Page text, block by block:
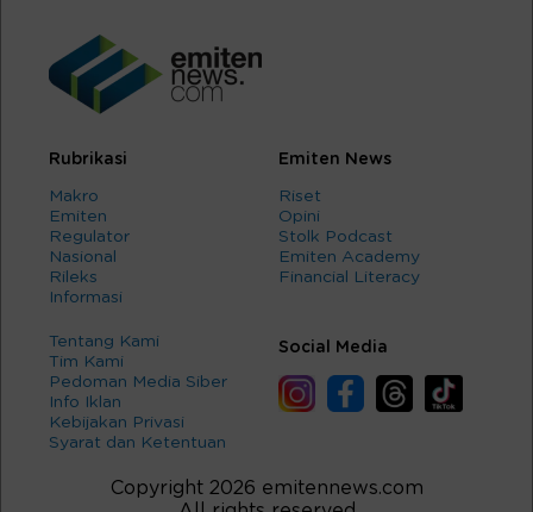
Rubrikasi
Makro
Emiten
Regulator
Nasional
Rileks
Informasi
Emiten News
Riset
Opini
Stolk Podcast
Emiten Academy
Financial Literacy
Tentang Kami
Tim Kami
Pedoman Media Siber
Info Iklan
Kebijakan Privasi
Syarat dan Ketentuan
Social Media
Copyright 2026 emitennews.com